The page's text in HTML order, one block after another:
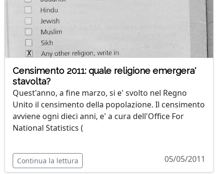
Censimento 2011: quale religione emergera'
stavolta?
Quest'anno, a fine marzo, si e' svolto nel Regno
Unito il censimento della popolazione. Il censimento
avviene ogni dieci anni, e' a cura dell'Office For
National Statistics (
Continua la lettura 05/05/2011